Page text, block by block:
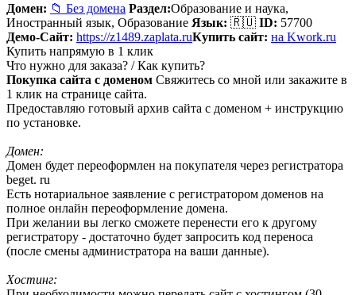
Домен: 📁 Без домена Раздел:Образование и наука,
Иностранный язык, Образование Язык: 🇷🇺 ID: 57700
Демо-Сайт: https://z1489.zaplata.ruКупить сайт: на Kwork.ru
Купить напрямую в 1 клик
Что нужно для заказа? / Как купить?
Покупка сайта с доменом Свяжитесь со мной или закажите в
1 клик на странице сайта.
Предоставляю готовый архив сайта с доменом + инструкцию
по установке.
Домен:
Домен будет переоформлен на покупателя через регистратора
beget. ru
Есть нотариальное заявление с регистратором доменов на
полное онлайн переоформление домена.
При желании вы легко сможете перенести его к другому
регистратору - достаточно будет запросить код переноса
(после смены администратора на ваши данные).
Хостинг: